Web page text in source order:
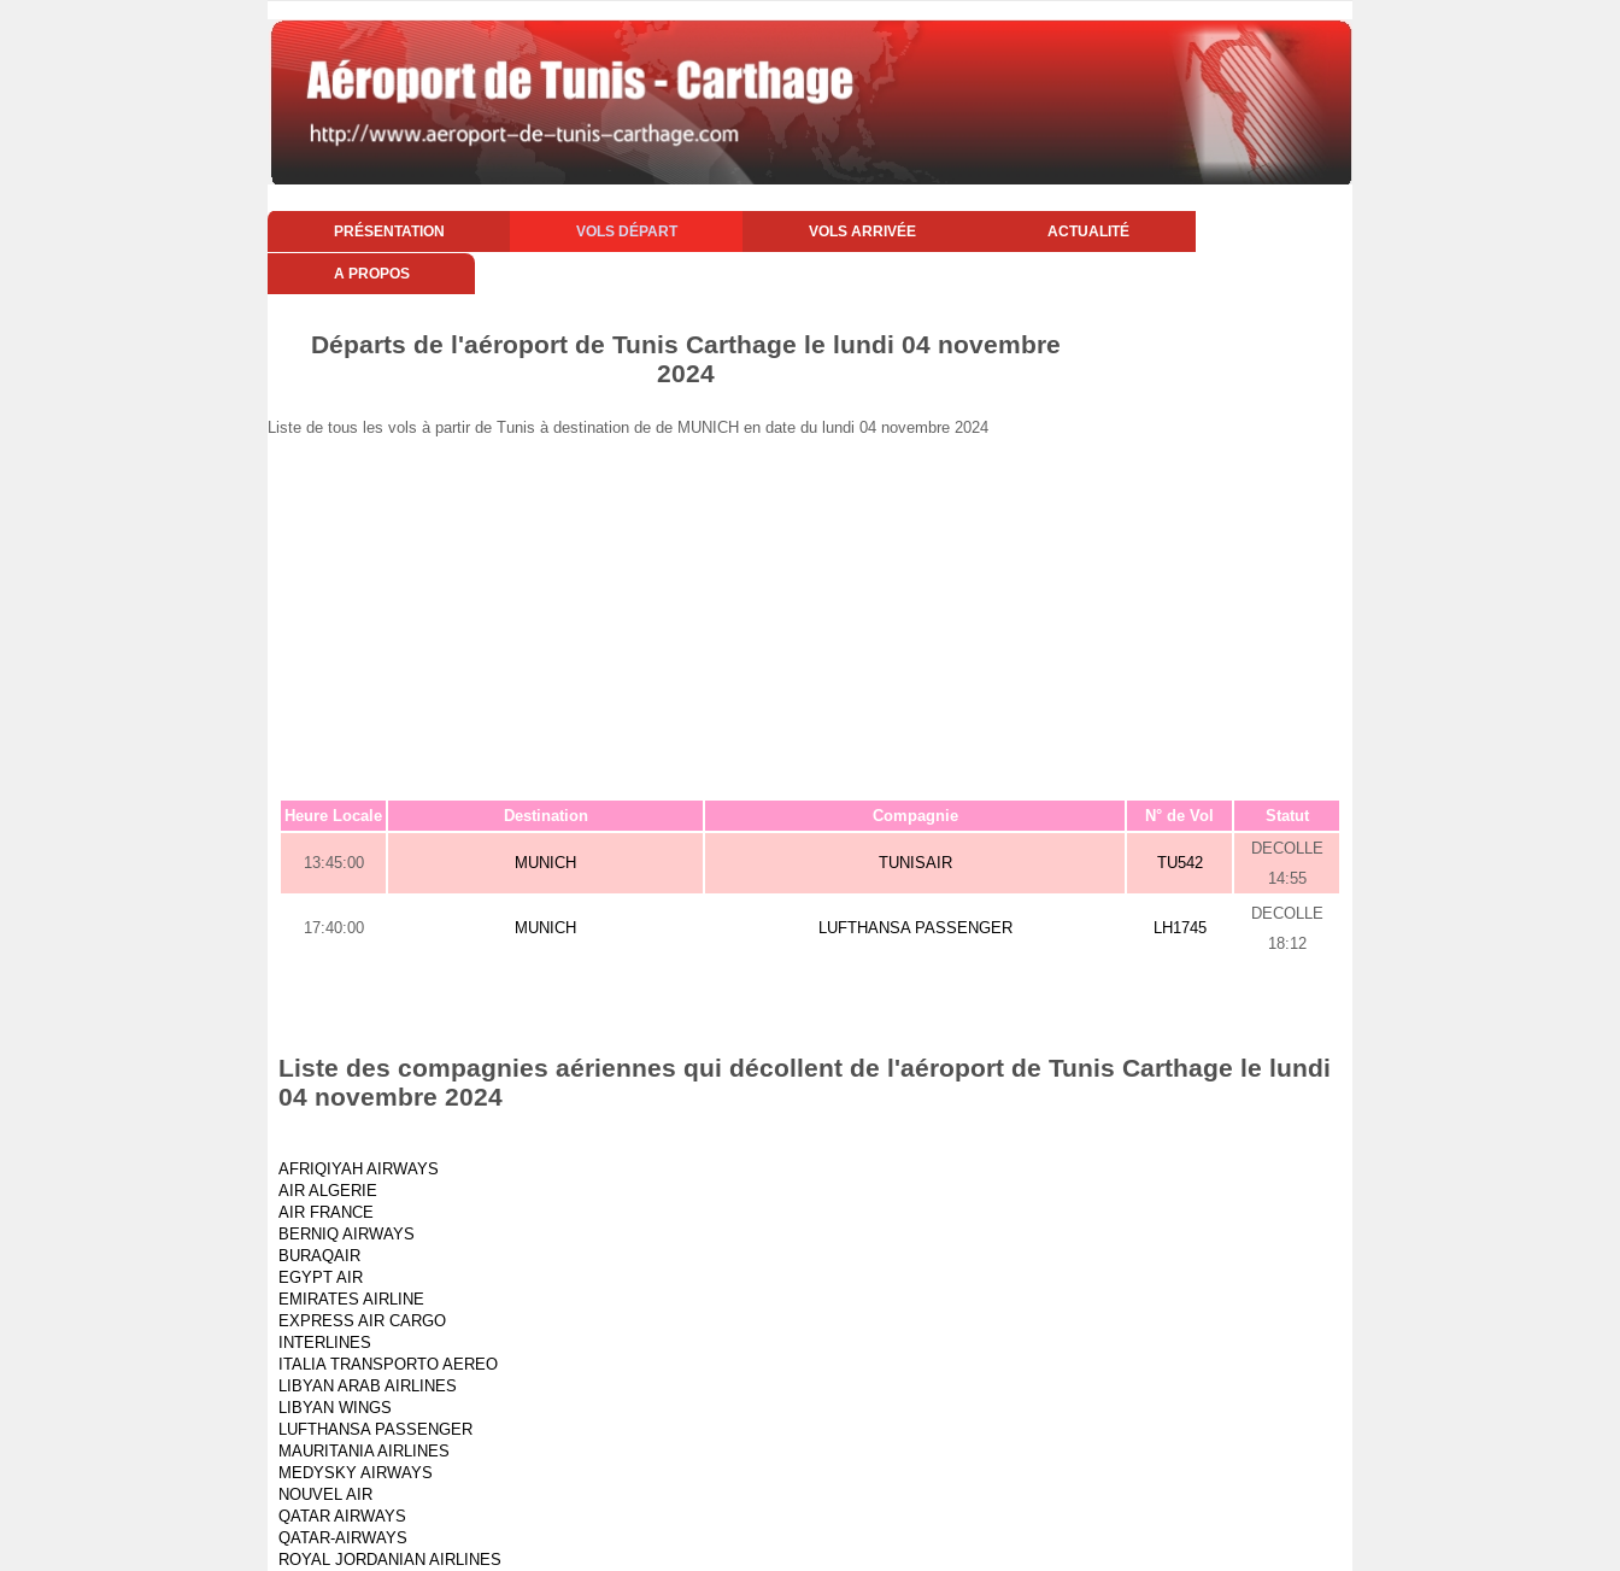
PRÉSENTATION VOLS DÉPART VOLS ARRIVÉE ACTUALITÉ
A PROPOS
Départs de l'aéroport de Tunis Carthage le lundi 04 novembre
2024
Liste de tous les vols à partir de Tunis à destination de de MUNICH en date du lundi 04 novembre 2024
Heure Locale Destination Compagnie N° de Vol Statut
13:45:00 MUNICH TUNISAIR TU542
DECOLLE
14:55
17:40:00 MUNICH LUFTHANSA PASSENGER LH1745
DECOLLE
18:12
Liste des compagnies aériennes qui décollent de l'aéroport de Tunis Carthage le lundi
04 novembre 2024
AFRIQIYAH AIRWAYS
AIR ALGERIE
AIR FRANCE
BERNIQ AIRWAYS
BURAQAIR
EGYPT AIR
EMIRATES AIRLINE
EXPRESS AIR CARGO
INTERLINES
ITALIA TRANSPORTO AEREO
LIBYAN ARAB AIRLINES
LIBYAN WINGS
LUFTHANSA PASSENGER
MAURITANIA AIRLINES
MEDYSKY AIRWAYS
NOUVEL AIR
QATAR AIRWAYS
QATAR-AIRWAYS
ROYAL JORDANIAN AIRLINES